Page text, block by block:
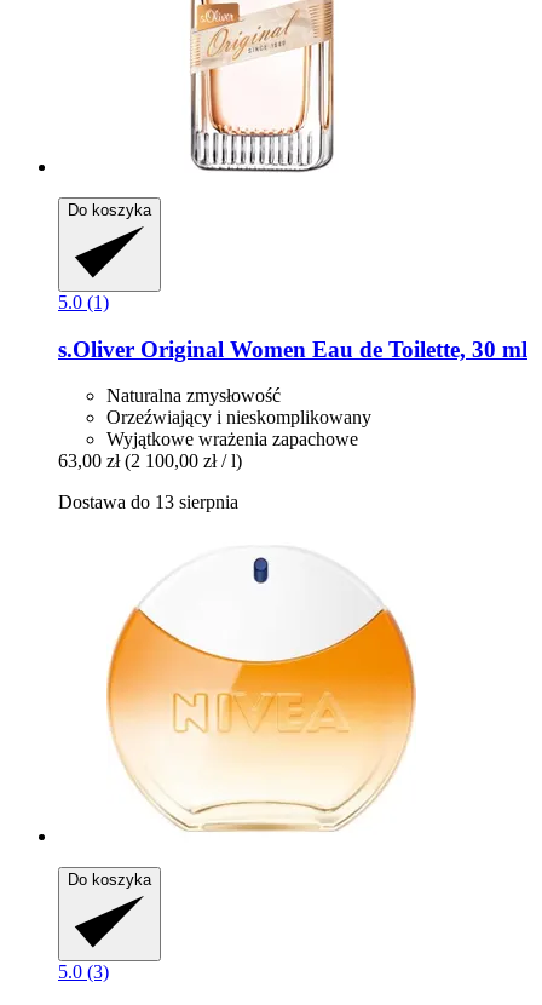
Do koszyka
5.0 (1)
s.Oliver Original Women Eau de Toilette, 30 ml
Naturalna zmysłowość
Orzeźwiający i nieskomplikowany
Wyjątkowe wrażenia zapachowe
63,00 zł (2 100,00 zł / l)
Dostawa do 13 sierpnia
Do koszyka
5.0 (3)